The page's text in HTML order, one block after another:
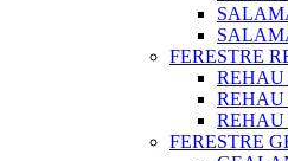
FERESTRE
REHAU
REHAU
REHAU
FERESTRE